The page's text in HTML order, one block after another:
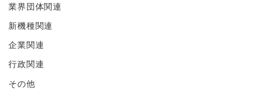
業界団体関連
新機種関連
企業関連
行政関連
その他